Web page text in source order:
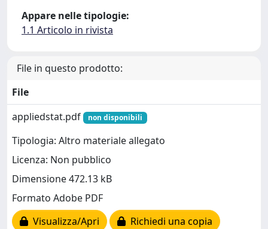
Appare nelle tipologie:
1.1 Articolo in rivista
File in questo prodotto:
File
appliedstat.pdf
non disponibili
Tipologia: Altro materiale allegato
Licenza: Non pubblico
Dimensione 472.13 kB
Formato Adobe PDF
Visualizza/Apri
Richiedi una copia